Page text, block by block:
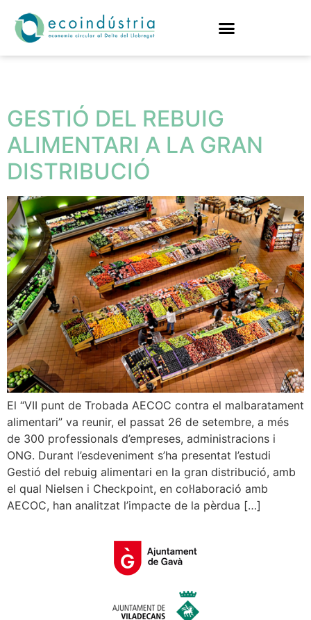
GESTIÓ DEL REBUIG
ALIMENTARI A LA GRAN
DISTRIBUCIÓ
El “VII punt de Trobada AECOC contra el malbaratament
alimentari” va reunir, el passat 26 de setembre, a més
de 300 professionals d’empreses, administracions i
ONG. Durant l’esdeveniment s’ha presentat l’estudi
Gestió del rebuig alimentari en la gran distribució, amb
el qual Nielsen i Checkpoint, en col·laboració amb
AECOC, han analitzat l’impacte de la pèrdua […]